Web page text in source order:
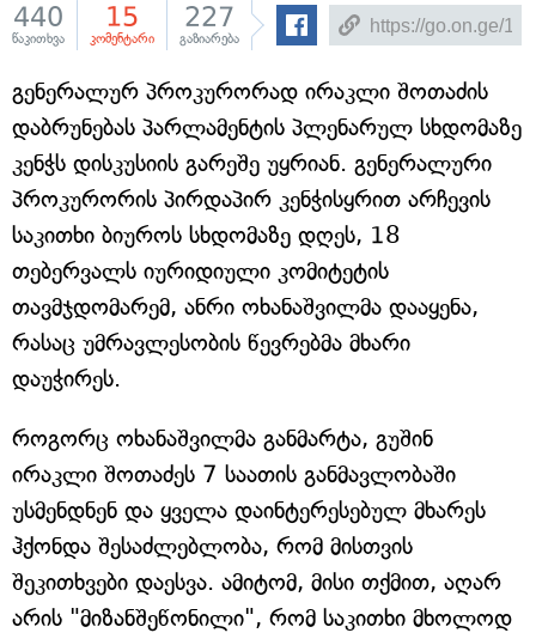
440
წაკითხვა
15
კომენტარი
227
გაზიარება
გენერალურ პროკურორად ირაკლი შოთაძის
დაბრუნებას პარლამენტის პლენარულ სხდომაზე
კენჭს დისკუსიის გარეშე უყრიან. გენერალური
პროკურორის პირდაპირ კენჭისყრით არჩევის
საკითხი ბიუროს სხდომაზე დღეს, 18
თებერვალს იურიდიული კომიტეტის
თავმჯდომარემ, ანრი ოხანაშვილმა დააყენა,
რასაც უმრავლესობის წევრებმა მხარი
დაუჭირეს.
როგორც ოხანაშვილმა განმარტა, გუშინ
ირაკლი შოთაძეს 7 საათის განმავლობაში
უსმენდნენ და ყველა დაინტერესებულ მხარეს
ჰქონდა შესაძლებლობა, რომ მისთვის
შეკითხვები დაესვა. ამიტომ, მისი თქმით, აღარ
არის "მიზანშეწონილი", რომ საკითხი მხოლოდ